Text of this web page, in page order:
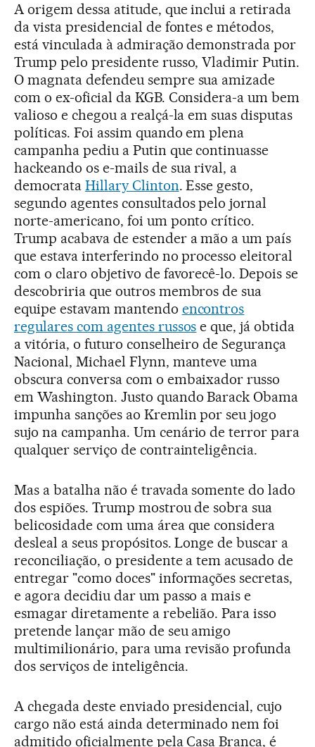
A origem dessa atitude, que inclui a retirada
da vista presidencial de fontes e métodos,
está vinculada à admiração demonstrada por
Trump pelo presidente russo, Vladimir Putin.
O magnata defendeu sempre sua amizade
com o ex-oficial da KGB. Considera-a um bem
valioso e chegou a realçá-la em suas disputas
políticas. Foi assim quando em plena
campanha pediu a Putin que continuasse
hackeando os e-mails de sua rival, a
democrata Hillary Clinton. Esse gesto,
segundo agentes consultados pelo jornal
norte-americano, foi um ponto crítico.
Trump acabava de estender a mão a um país
que estava interferindo no processo eleitoral
com o claro objetivo de favorecê-lo. Depois se
descobriria que outros membros de sua
equipe estavam mantendo encontros
regulares com agentes russos e que, já obtida
a vitória, o futuro conselheiro de Segurança
Nacional, Michael Flynn, manteve uma
obscura conversa com o embaixador russo
em Washington. Justo quando Barack Obama
impunha sanções ao Kremlin por seu jogo
sujo na campanha. Um cenário de terror para
qualquer serviço de contrainteligência.
Mas a batalha não é travada somente do lado
dos espiões. Trump mostrou de sobra sua
belicosidade com uma área que considera
desleal a seus propósitos. Longe de buscar a
reconciliação, o presidente a tem acusado de
entregar "como doces" informações secretas,
e agora decidiu dar um passo a mais e
esmagar diretamente a rebelião. Para isso
pretende lançar mão de seu amigo
multimilionário, para uma revisão profunda
dos serviços de inteligência.
A chegada deste enviado presidencial, cujo
cargo não está ainda determinado nem foi
admitido oficialmente pela Casa Branca, é